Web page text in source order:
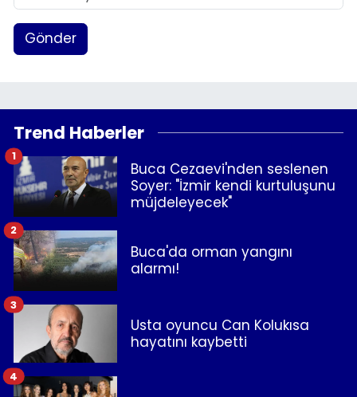
Gönder
Trend Haberler
Buca Cezaevi'nden seslenen
Soyer: "İzmir kendi kurtuluşunu
müjdeleyecek"
1
Buca'da orman yangını
alarmı!
2
Usta oyuncu Can Kolukısa
hayatını kaybetti
3
4